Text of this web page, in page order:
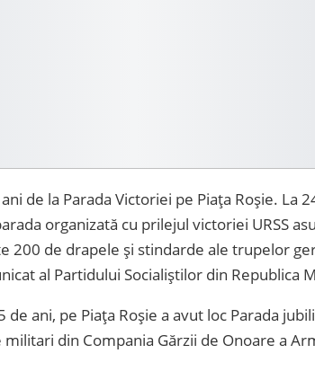
de la Parada Victoriei pe Piața Roșie. La
organizată cu prilejul victoriei URSS
200 de drapele și stindarde ale trupelor
al Partidului Socialiștilor din Republica
de ani, pe Piața Roșie a avut loc Parada
din Compania Gărzii de Onoare a